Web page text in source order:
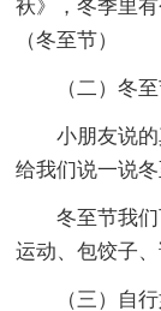
袄》，冬季里
（冬至节）
（二）冬
小朋友说
给我们说一说
冬至节我
运动、包饺子、
（三）自